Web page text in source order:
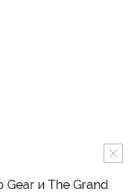
и The Grand